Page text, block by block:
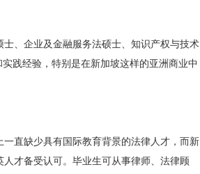
、企业及金融服务法硕士、知识产权与技术
践经验，特别是在新加坡这样的亚洲商业中
直缺少具有国际教育背景的法律人才，而新
才备受认可。毕业生可从事律师、法律顾